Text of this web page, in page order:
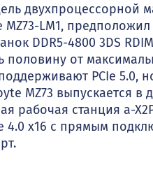
двухпроцессорной
LM1,
DDR5-4800 3DS
половину от
PCIe
MZ73 выпускается в
рабочая станция a-
4.0 x16 с прямым